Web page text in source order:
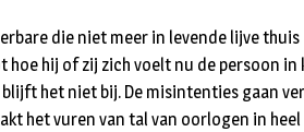
die niet meer in levende lijve thuis
hij of zij zich voelt nu de persoon in
het niet bij. De misintenties gaan
het vuren van tal van oorlogen in